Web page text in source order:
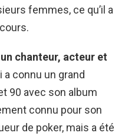
femmes, ce qu’il a
un chanteur, acteur et
a connu un grand
90 avec son album
connu pour son
de poker, mais a été